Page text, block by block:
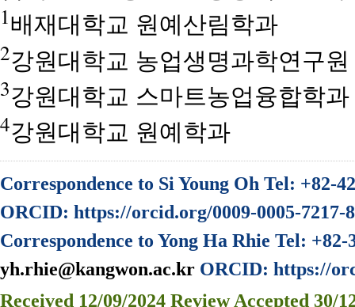
1배재대학교 원예산림학과
2강원대학교 농업생명과학연구원
3강원대학교 스마트농업융합학과
4강원대학교 원예학과
Correspondence to Si Young Oh Tel: +82-
ORCID: https://orcid.org/0009-0005-7217-
Correspondence to Yong Ha Rhie Tel:
yh.rhie@kangwon.ac.kr ORCID: https://
Received 12/09/2024 Review Accepted 30/